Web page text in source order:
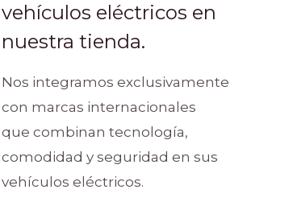
vehículos eléctricos en
nuestra tienda.
Nos integramos exclusivamente
con marcas internacionales
que combinan tecnología,
comodidad y seguridad en sus
vehículos eléctricos.